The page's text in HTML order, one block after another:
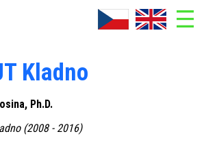
Kladno
Ph.D.
(2008 - 2016)